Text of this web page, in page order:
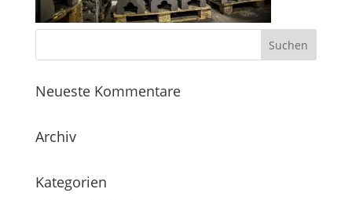
Neueste Kommentare
Archiv
Kategorien